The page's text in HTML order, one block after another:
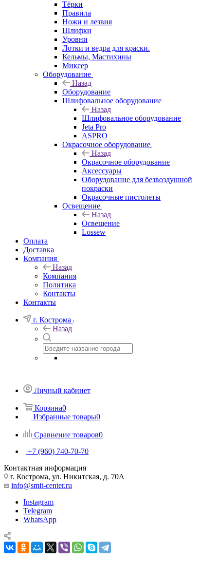
Тёрки
Правила
Ножи и лезвия
Шлифки
Уровни
Лотки и ведра для краски.
Кельмы, Мастихины
Миксер
Оборудование
Назад
Оборудование
Шлифовальное оборудование
Назад
Шлифовальное оборудование
Jeta Pro
ASPRO
Окрасочное оборудование
Назад
Окрасочное оборудование
Аксессуары
Оборудование для безвоздушной
покраски
Окрасочные пистолеты
Освещение
Назад
Освещение
Lossew
Оплата
Доставка
Компания
Назад
Компания
Политика
Контакты
Контакты
г. Кострома
Назад
Личный кабинет
Корзина0
Избранные товары0
Сравнение товаров0
+7 (960) 740-70-70
Контактная информация
г. Кострома, ул. Никитская, д. 70А
info@smit-center.ru
Instagram
Telegram
WhatsApp